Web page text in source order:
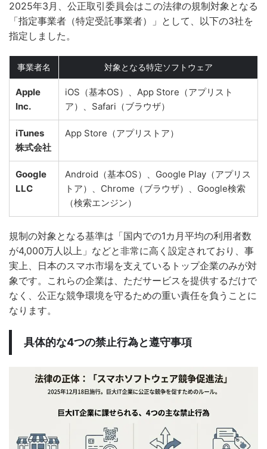
2025年3月、公正取引委員会はこの法律の規制対象となる
「指定事業者（特定受託事業者）」として、以下の3社を
指定しました。
事業者名 対象となる特定ソフトウェア
Apple
Inc.
iOS（基本OS）、App Store（アプリスト
ア）、Safari（ブラウザ）
iTunes
株式会社
App Store（アプリストア）
Google
LLC
Android（基本OS）、Google Play（アプリス
トア）、Chrome（ブラウザ）、Google検索
（検索エンジン）
規制の対象となる基準は「国内での1カ月平均の利用者数
が4,000万人以上」などと非常に高く設定されており、事
実上、日本のスマホ市場を支えているトップ企業のみが対
象です。これらの企業は、ただサービスを提供するだけで
なく、公正な競争環境を守るための重い責任を負うことに
なります。
具体的な4つの禁止行為と遵守事項